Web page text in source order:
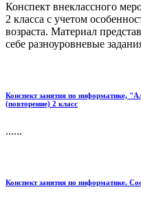
Конспект внеклассного
2 класса с учетом
возраста. Материал
себе разноуровневые
Конспект занятия по информатике,
(повторение) 2 класс
......
Конспект занятия по информатике.